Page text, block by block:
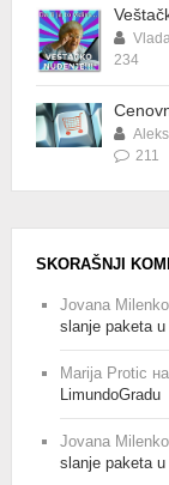
234
211
SKORAŠNJI
Jovana
slanje paketa
Marija Protic на
LimundoGradu
Jovana
slanje paketa